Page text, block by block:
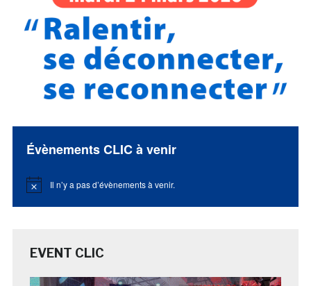
Évènements CLIC à venir
Notice Il n’y a pas d’évènements à venir.
EVENT CLIC